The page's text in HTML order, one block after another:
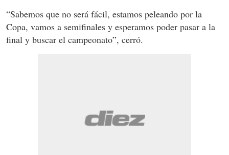
“Sabemos que no será fácil, estamos peleando por la
Copa, vamos a semifinales y esperamos poder pasar a la
final y buscar el campeonato”, cerró.